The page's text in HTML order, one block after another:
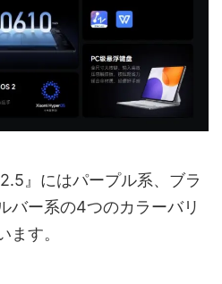
』にはパープル系、ブラ
バー系の4つのカラーバリ
ます。